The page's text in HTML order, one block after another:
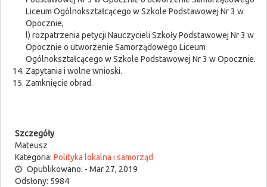
Liceum Ogólnokształcącego w Szkole Podstawowej Nr 3 w
Opocznie,
l) rozpatrzenia petycji Nauczycieli Szkoły Podstawowej Nr 3 w
Opocznie o utworzenie Samorządowego Liceum
Ogólnokształcącego w Szkole Podstawowej Nr 3 w Opocznie.
Zapytania i wolne wnioski.
Zamknięcie obrad.
Szczegóły
Mateusz
Kategoria: Polityka lokalna i samorząd
Opublikowano: - Mar 27, 2019
Odsłony: 5984